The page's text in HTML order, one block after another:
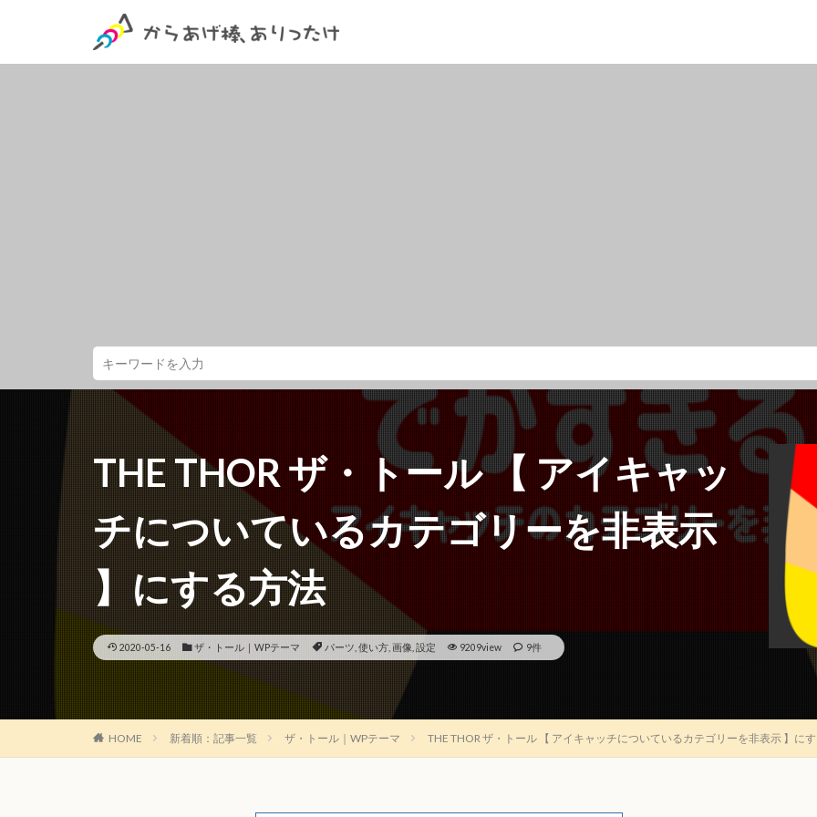
THE THOR ザ・トール 【 アイキャッ
チについているカテゴリーを非表示
】にする方法
2020-05-16 ザ・トール｜WPテーマ パーツ 使い方, 画像 設定 9209view 9件
HOME 新着順：記事一覧 ザ・トール｜WPテーマ THE THOR ザ・トール 【 アイキャッチについているカテゴリーを非表示 】に